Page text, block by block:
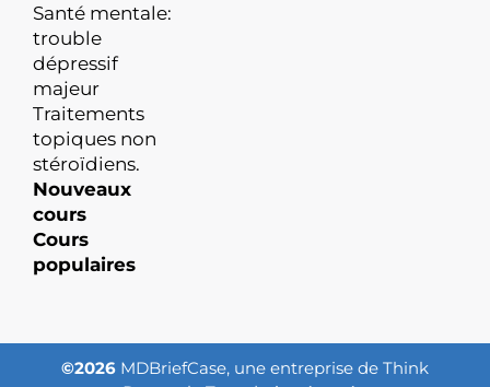
Santé mentale:
trouble
dépressif
majeur
Traitements
topiques non
stéroïdiens.
Nouveaux
cours
Cours
populaires
©2026 MDBriefCase, une entreprise de Think